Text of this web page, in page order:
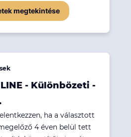
megtekintése
- Különbözeti -
ha a választott
4 éven belül tett